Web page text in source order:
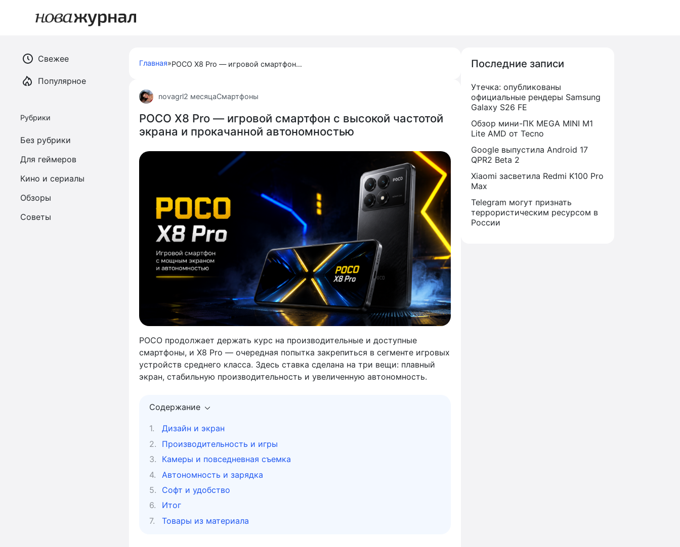
Главная» POCO X8 Pro — игровой смартфон с высокой частотой экрана и прокачанной автономностью
novagrl2 месяцаСмартфоны
POCO X8 Pro — игровой смартфон с высокой частотой
экрана и прокачанной автономностью
POCO продолжает держать курс на производительные и доступные
смартфоны, и X8 Pro — очередная попытка закрепиться в сегменте игровых
устройств среднего класса. Здесь ставка сделана на три вещи: плавный
экран, стабильную производительность и увеличенную автономность.
Содержание
Дизайн и экран
Производительность и игры
Камеры и повседневная съемка
Автономность и зарядка
Софт и удобство
Итог
Товары из материала
Свежее
Популярное
Рубрики
Без рубрики
Для геймеров
Кино и сериалы
Обзоры
Советы
Последние записи
Утечка: опубликованы
официальные рендеры Samsung
Galaxy S26 FE
Обзор мини-ПК MEGA MINI M1
Lite AMD от Tecno
Google выпустила Android 17
QPR2 Beta 2
Xiaomi засветила Redmi K100 Pro
Max
Telegram могут признать
террористическим ресурсом в
России